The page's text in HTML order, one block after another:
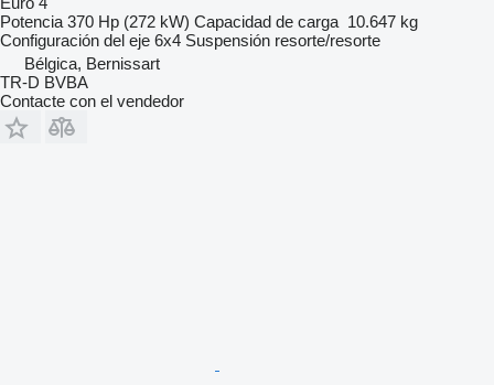
Potencia 370 Hp (272 kW) Capacidad de carga 10.647 kg
Configuración del eje 6x4 Suspensión resorte/resorte
Bélgica, Bernissart
TR-D BVBA
Contacte con el vendedor